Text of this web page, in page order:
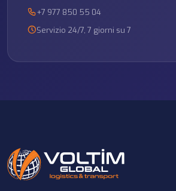
+7 977 850 55 04
Servizio 24/7, 7 giorni su 7